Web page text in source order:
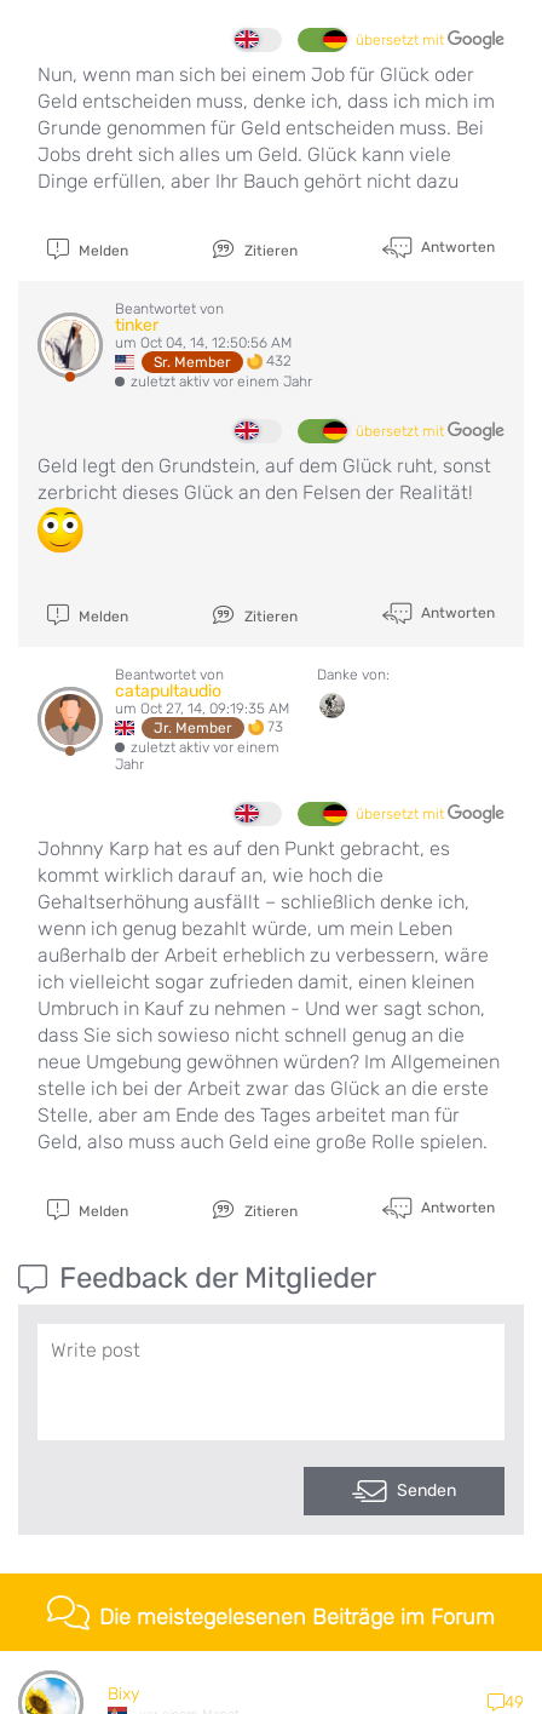
übersetzt mit
Nun, wenn man sich bei einem Job für Glück oder
Geld entscheiden muss, denke ich, dass ich mich im
Grunde genommen für Geld entscheiden muss. Bei
Jobs dreht sich alles um Geld. Glück kann viele
Dinge erfüllen, aber Ihr Bauch gehört nicht dazu
Melden Zitieren Antworten
Beantwortet von
tinker
um Oct 04, 14, 12:50:56 AM
Sr. Member
432
zuletzt aktiv vor einem Jahr
übersetzt mit
Geld legt den Grundstein, auf dem Glück ruht, sonst
zerbricht dieses Glück an den Felsen der Realität!
Melden Zitieren Antworten
Beantwortet von
catapultaudio
um Oct 27, 14, 09:19:35 AM
Jr. Member
73
zuletzt aktiv vor einem
Jahr
Danke von:
übersetzt mit
Johnny Karp hat es auf den Punkt gebracht, es
kommt wirklich darauf an, wie hoch die
Gehaltserhöhung ausfällt – schließlich denke ich,
wenn ich genug bezahlt würde, um mein Leben
außerhalb der Arbeit erheblich zu verbessern, wäre
ich vielleicht sogar zufrieden damit, einen kleinen
Umbruch in Kauf zu nehmen - Und wer sagt schon,
dass Sie sich sowieso nicht schnell genug an die
neue Umgebung gewöhnen würden? Im Allgemeinen
stelle ich bei der Arbeit zwar das Glück an die erste
Stelle, aber am Ende des Tages arbeitet man für
Geld, also muss auch Geld eine große Rolle spielen.
Melden Zitieren Antworten
Feedback der Mitglieder
Senden
Die meistegelesenen Beiträge im Forum
Bixy 49